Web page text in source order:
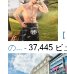
の... - 37,445 ビ